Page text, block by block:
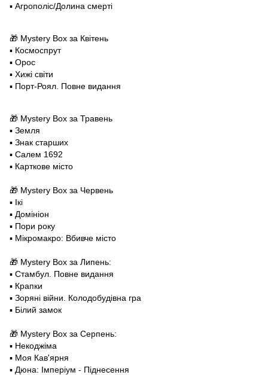
▪️ Агрополіс/Долина смерті
🎁 Mystery Box за Квітень
▪️ Космоспрут
▪️ Орос
▪️ Хижі світи
▪️ Порт-Роял. Повне видання
🎁 Mystery Box за Травень
▪️ Земля
▪️ Знак старших
▪️ Салем 1692
▪️ Карткове місто
🎁 Mystery Box за Червень
▪️ Ікі
▪️ Домініон
▪️ Пори року
▪️ Мікромакро: Вбивче місто
🎁 Mystery Box за Липень:
▪️ Стамбул. Повне видання
▪️ Крапки
▪️ Зоряні війни. Колодобудівна гра
▪️ Білий замок
🎁 Mystery Box за Серпень:
▪️ Некоджіма
▪️ Моя Кав'ярня
▪️ Дюна: Імперіум - Піднесення